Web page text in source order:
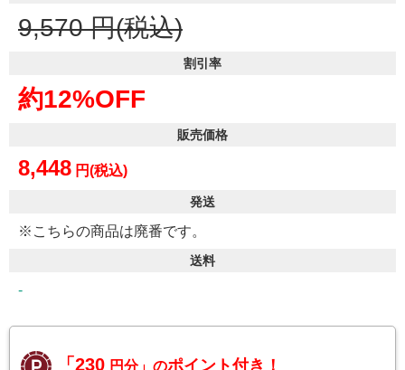
9,570 円(税込)
割引率
約12%OFF
販売価格
8,448 円(税込)
発送
※こちらの商品は廃番です。
送料
-
「230 円分」のポイント付き！